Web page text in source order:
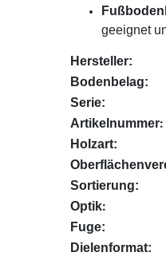
geeignet
Hersteller:
Bodenbelag:
Serie:
Artikelnummer:
Holzart:
Sortierung:
Optik:
Fuge:
Dielenformat: